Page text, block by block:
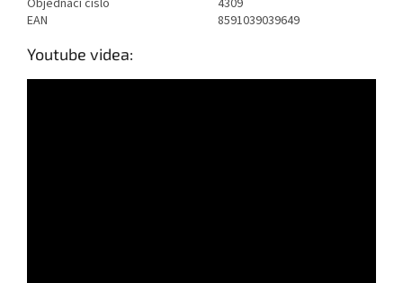
Objednací číslo
4309
EAN
8591039039649
Youtube videa: